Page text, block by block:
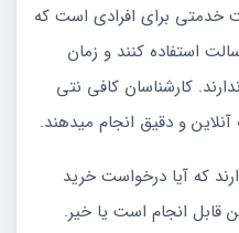
خدمتی برای افرادی است که
استفاده کنند و زمان
کارشناسان کافی نتی
و دقیق انجام میدهند.
که آیا درخواست خرید
قابل انجام است یا خیر.